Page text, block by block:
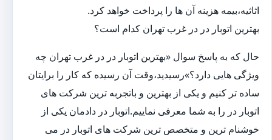
اثاثیه،بیمه هزینه آن ها را پرداخت خواهد کرد.
بهترین اتوبار در در غرب تهران کدام است؟
حال که به پاسخ سوال «بهترین اتوبار در در غرب تهران چه
ویژگی هایی دارد؟»رسیدید،وقت آن رسیده که کار را برایتان
ساده تر کنیم و یکی از بهترین و باتجربه ترین شرکت های
اتوبار در را به شما معرفی نماییم.اتوبار در دادمان یکی از
خوشنام ترین و متخصص ترین شرکت های اتوبار در می